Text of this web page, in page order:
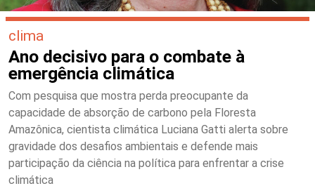
clima
Ano decisivo para o combate à
emergência climática
Com pesquisa que mostra perda preocupante da
capacidade de absorção de carbono pela Floresta
Amazônica, cientista climática Luciana Gatti alerta sobre
gravidade dos desafios ambientais e defende mais
participação da ciência na política para enfrentar a crise
climática